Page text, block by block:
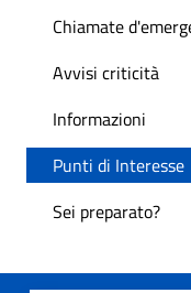
Chiamate
Avvisi criticità
Informazioni
Punti di Interesse
Sei preparato?